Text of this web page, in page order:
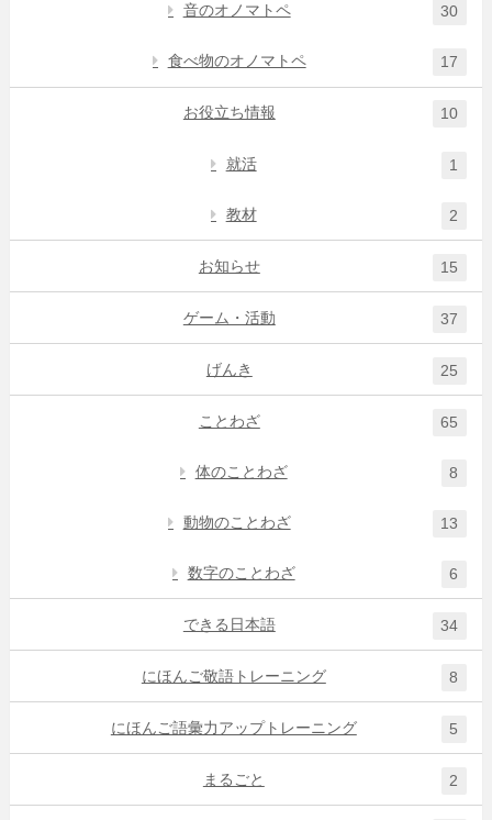
音のオノマトペ 30
食べ物のオノマトペ 17
お役立ち情報 10
就活 1
教材 2
お知らせ 15
ゲーム・活動 37
げんき 25
ことわざ 65
体のことわざ 8
動物のことわざ 13
数字のことわざ 6
できる日本語 34
にほんご敬語トレーニング 8
にほんご語彙力アップトレーニング 5
まるごと 2